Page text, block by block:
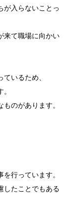
が入らないことっ
来て職場に向かい
いるため、
のがあります。
行っています。
したことでもある